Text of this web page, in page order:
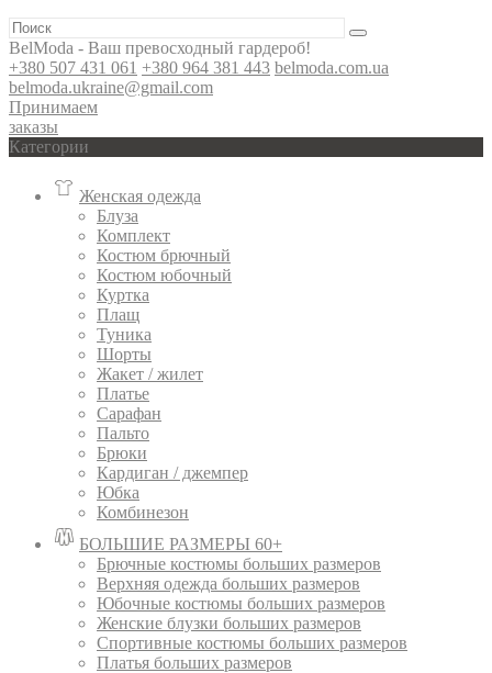
BelModa - Ваш превосходный гардероб!
+380 507 431 061 +380 964 381 443 belmoda.com.ua
belmoda.ukraine@gmail.com
Принимаем
заказы
Категории
Женская одежда
Блуза
Комплект
Костюм брючный
Костюм юбочный
Куртка
Плащ
Туника
Шорты
Жакет / жилет
Платье
Сарафан
Пальто
Брюки
Кардиган / джемпер
Юбка
Комбинезон
БОЛЬШИЕ РАЗМЕРЫ 60+
Брючные костюмы больших размеров
Верхняя одежда больших размеров
Юбочные костюмы больших размеров
Женские блузки больших размеров
Спортивные костюмы больших размеров
Платья больших размеров